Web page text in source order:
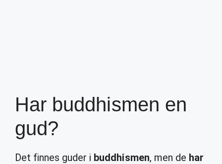
Har buddhismen en
gud?
Det finnes guder i buddhismen, men de har